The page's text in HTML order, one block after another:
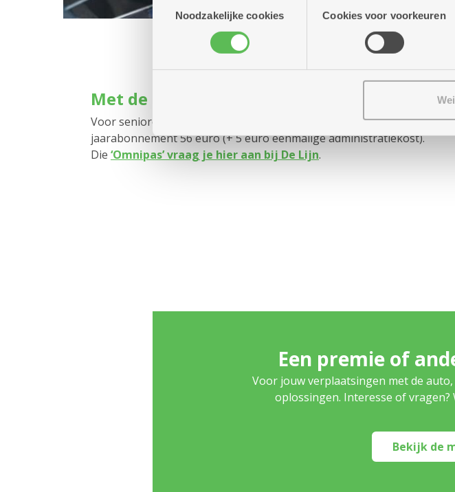
combineren met andere informatie die je aan hen verstrekte.
Noodzakelijke cookies
Cookies voor voorkeuren
Met de bus of tram: voordelig tarief
Voor senioren die de bus of tram willen nemen, kost een
jaarabonnement 56 euro (+ 5 euro eenmalige administratiekost).
Die ‘Omnipas’ vraag je hier aan bij De Lijn.
Een premie of
Voor jouw verplaatsingen met de
oplossingen. Interesse of
Bekijk de